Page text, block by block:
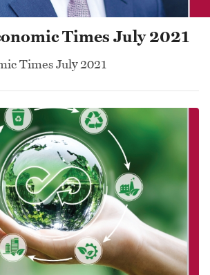
Times July 2021
Times July 2021